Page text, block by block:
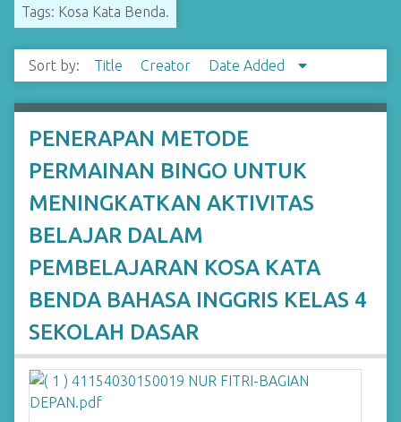
Tags: Kosa Kata Benda.
Sort by: Title Creator Date Added
PENERAPAN METODE
PERMAINAN BINGO UNTUK
MENINGKATKAN AKTIVITAS
BELAJAR DALAM
PEMBELAJARAN KOSA KATA
BENDA BAHASA INGGRIS KELAS 4
SEKOLAH DASAR